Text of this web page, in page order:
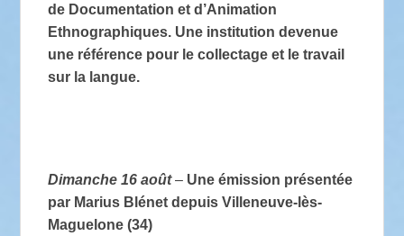
de Documentation et d’Animation
Ethnographiques. Une institution devenue
une référence pour le collectage et le travail
sur la langue.
Dimanche 16 août– Une émission présentée
par Marius Blénet depuis Villeneuve-lès-
Maguelone (34)